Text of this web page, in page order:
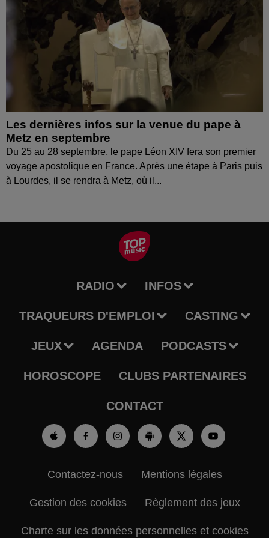
Les dernières infos sur la venue du pape à
Metz en septembre
Du 25 au 28 septembre, le pape Léon XIV fera son premier
voyage apostolique en France. Après une étape à Paris puis
à Lourdes, il se rendra à Metz, où il...
RADIO INFOS
TRAQUEURS D'EMPLOI CASTING
JEUX AGENDA PODCASTS
HOROSCOPE CLUBS PARTENAIRES
CONTACT
Contactez-nous Mentions légales
Gestion des cookies Règlement des jeux
Charte sur les données personnelles et cookies